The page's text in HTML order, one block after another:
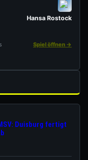
Hansa Rostock
Spiel öffnen →
Duisburg fertigt